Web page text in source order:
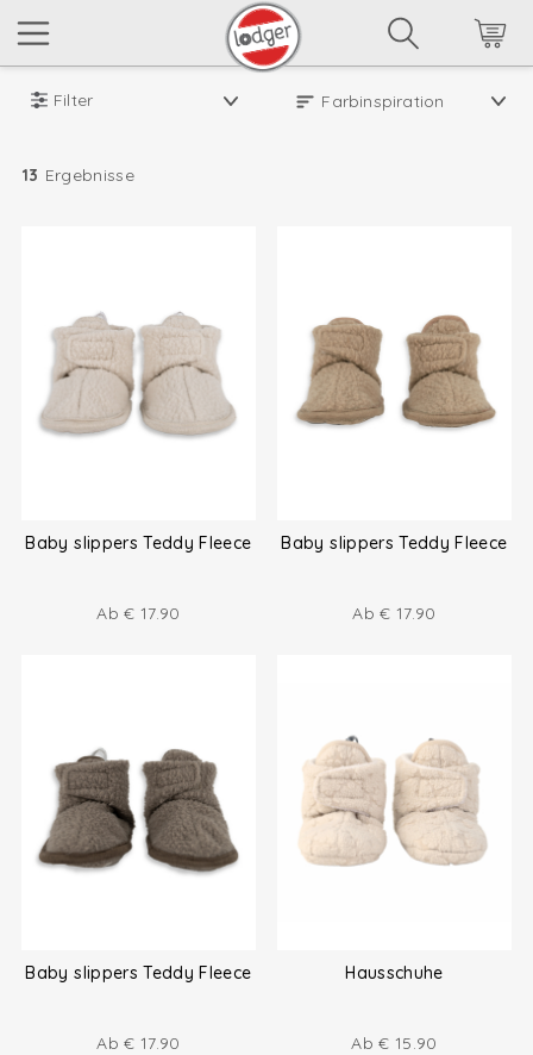
Filter
13 Ergebnisse
Baby slippers Teddy Fleece
Ab€ 17.90
Baby slippers Teddy Fleece
Ab€ 17.90
Baby slippers Teddy Fleece
Ab€ 17.90
Hausschuhe
Ab€ 15.90